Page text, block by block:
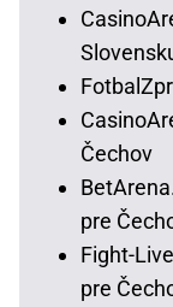
Čechov
pre
Fight-
pre